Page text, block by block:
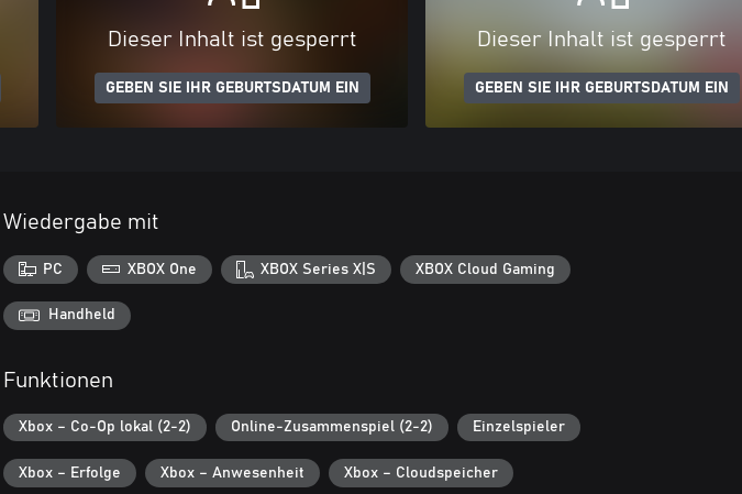
Dieser Inhalt ist gesperrt
GEBEN SIE IHR GEBURTSDATUM EIN
Dieser Inhalt ist gesperrt
GEBEN SIE IHR GEBURTSDATUM EIN
Wiedergabe mit
PC XBOX One XBOX Series X|S XBOX Cloud Gaming
Handheld
Funktionen
Xbox – Co-Op lokal (2-2) Online-Zusammenspiel (2-2) Einzelspieler
Xbox – Erfolge Xbox – Anwesenheit Xbox – Cloudspeicher